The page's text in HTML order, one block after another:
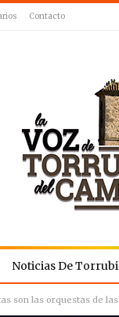
Contacto
Noticias De
son las orquestas de